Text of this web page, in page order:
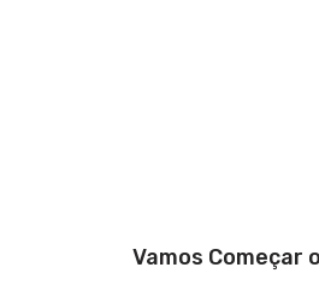
Vamos Começar